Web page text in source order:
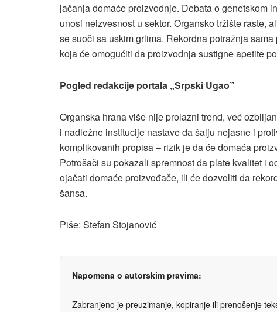
jačanja domaće proizvodnje. Debata o genetskom
unosi neizvesnost u sektor. Organsko tržište raste,
se suoči sa uskim grlima. Rekordna potražnja
koja će omogućiti da proizvodnja sustigne apetite
Pogled redakcije portala „Srpski Ugao”
Organska hrana više nije prolazni trend, već
i nadležne institucije nastave da šalju nejasne i
komplikovanih propisa – rizik je da će domaća
Potrošači su pokazali spremnost da plate kvalitet i
ojačati domaće proizvođače, ili će dozvoliti da
šansa.
Piše: Stefan Stojanović
Napomena o autorskim pravima:
Zabranjeno je preuzimanje, kopiranje ili prenošenje